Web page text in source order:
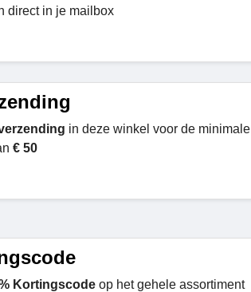
direct in je mailbox
in deze winkel voor de minimale
€ 50
Kortingscode op het gehele assortiment